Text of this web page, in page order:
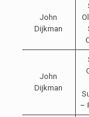
John
Dijkman
John
Dijkman
–